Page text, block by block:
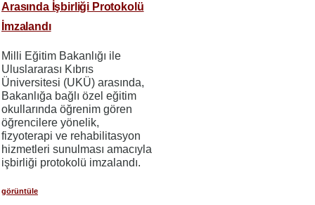
Arasında İşbirliği Protokolü
İmzalandı
Milli Eğitim Bakanlığı ile
Uluslararası Kıbrıs
Üniversitesi (UKÜ) arasında,
Bakanlığa bağlı özel eğitim
okullarında öğrenim gören
öğrencilere yönelik,
fizyoterapi ve rehabilitasyon
hizmetleri sunulması amacıyla
işbirliği protokolü imzalandı.
görüntüle